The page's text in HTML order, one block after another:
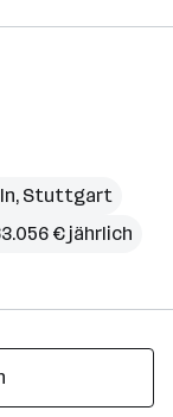
, Stuttgart
€ jährlich